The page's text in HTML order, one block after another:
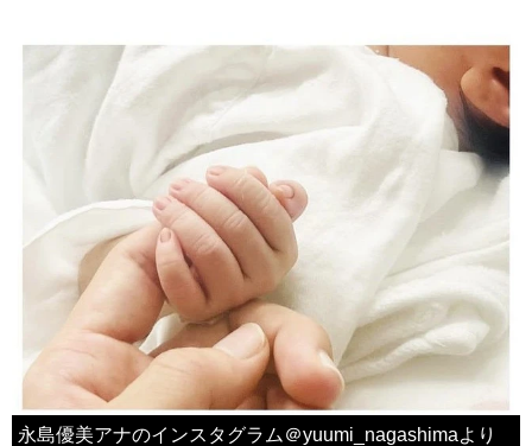
永島優美アナのインスタグラム＠yuumi_nagashimaより